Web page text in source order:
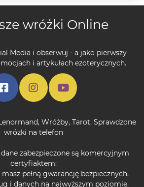
wróżki Online
Media i obserwuj - a jako pierwszy
i artykułach ezoterycznych.
, Wróżby, Tarot, Sprawdzone
wróżki na telefon
zabezpieczone są komercyjnym
certyfiaktem:
pełną gwarancję bezpiecznych,
i danych na najwyższym poziomie.